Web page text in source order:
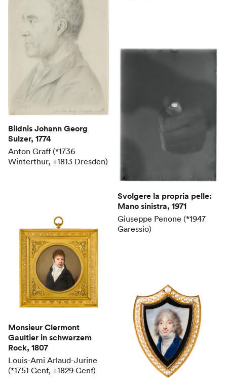
Bildnis Johann Georg
Sulzer, 1774
Anton Graff (*1736
Winterthur, +1813 Dresden)
Svolgere la propria pelle:
Mano sinistra, 1971
Giuseppe Penone (*1947
Garessio)
Monsieur Clermont
Gaultier in schwarzem
Rock, 1807
Louis-Ami Arlaud-Jurine
(*1751 Genf, +1829 Genf)